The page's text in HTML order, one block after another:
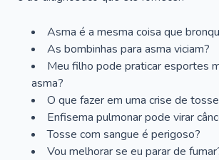
Asma é a mesma coisa que
As bombinhas para asma viciam?
Meu filho pode praticar esportes
asma?
O que fazer em uma crise de
Enfisema pulmonar pode virar
Tosse com sangue é perigoso?
Vou melhorar se eu parar de